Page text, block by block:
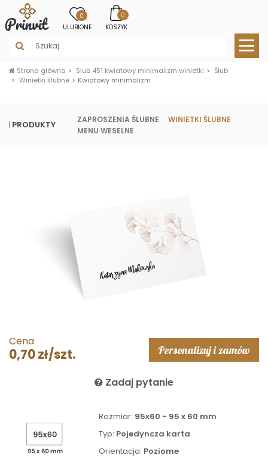
0
ULUBIONE
0
KOSZYK
Strona główna Slub 451 kwiatowy minimalizm winietki
Ślub
Winietki ślubne
Kwiatowy minimalizm
PRODUKTY ZAPROSZENIA ŚLUBNE
WINIETKI ŚLUBNE
MENU WESELNE
Cena
0,70 zł/szt. Personalizuj i zamów
Zadaj pytanie
Rozmiar: 95x60 - 95 x 60 mm
Typ: Pojedyncza karta
Orientacja: Poziome